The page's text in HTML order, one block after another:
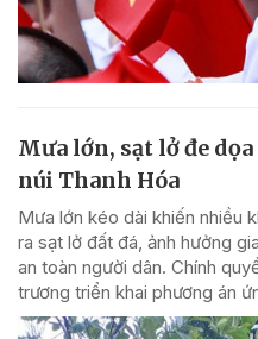
Mưa lớn, sạt lở đe
núi Thanh Hóa
Mưa lớn kéo dài khiến nhiều
ra sạt lở đất đá, ảnh hưởng
an toàn người dân. Chính
trương triển khai phương án